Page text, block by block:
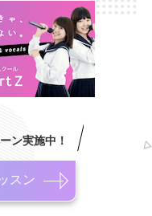
ン実施中！
スン